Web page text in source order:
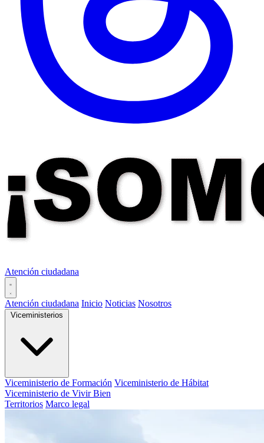
Atención ciudadana
Atención ciudadana Inicio Noticias Nosotros
Viceministerios
Viceministerio de Formación Viceministerio de Hábitat
Viceministerio de Vivir Bien
Territorios Marco legal